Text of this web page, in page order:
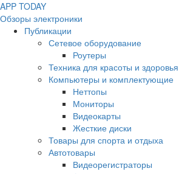
APP TODAY
Обзоры электроники
Публикации
Сетевое оборудование
Роутеры
Техника для красоты и здоровья
Компьютеры и комплектующие
Неттопы
Мониторы
Видеокарты
Жесткие диски
Товары для спорта и отдыха
Автотовары
Видеорегистраторы